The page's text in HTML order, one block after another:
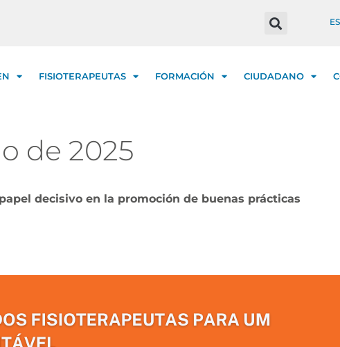
ES
FISIOTERAPEUTAS FORMACIÓN CIUDADANO
de 2025
decisivo en la promoción de buenas prácticas